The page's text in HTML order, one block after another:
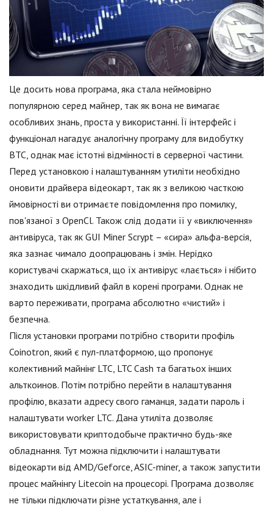
Це досить нова програма, яка стала неймовірно
популярною серед майнер, так як вона не вимагає
особливих знань, проста у використанні. Її інтерфейс і
функціонал нагадує аналогічну програму для видобутку
ВТС, однак має істотні відмінності в серверної частини.
Перед установкою і налаштуванням утиліти необхідно
оновити драйвера відеокарт, так як з великою часткою
ймовірності ви отримаєте повідомлення про помилку,
пов'язаної з OpenCl. Також слід додати її у «виключення»
антивіруса, так як GUI Miner Scrypt – «сира» альфа-версія,
яка зазнає чимало доопрацювань і змін. Нерідко
користувачі скаржаться, що їх антивірус «лається» і нібито
знаходить шкідливий файл в корені програми. Однак не
варто переживати, програма абсолютно «чистий» і
безпечна.
Після установки програми потрібно створити профіль
Coinotron, який є пул-платформою, що пропонує
колективний майнінг LTC, LTC Cash та багатьох інших
альткоинов. Потім потрібно перейти в налаштування
профілю, вказати адресу свого гаманця, задати пароль і
налаштувати worker LTC. Дана утиліта дозволяє
використовувати криптодобыче практично будь-яке
обладнання. Тут можна підключити і налаштувати
відеокарти від AMD/Geforce, ASIC-miner, а також запустити
процес майнінгу Litecoin на процесорі. Програма дозволяє
не тільки підключати різне устаткування, але і